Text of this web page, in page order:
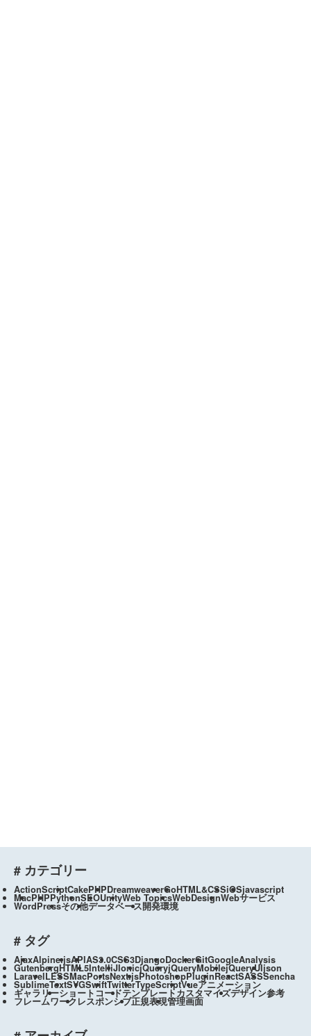
# カテゴリー
ActionScriptCakePHPDreamweaverGoHTML&CSSiOSjavascript
MacPHPPythonSEOUnityWeb TopicsWebDesignWebサービス
WordPressその他データベース開発環境
# タグ
AjaxAlpine.jsAPIAS3.0CSS3DjangoDockerGitGoogleAnalysis
GutenbergHTML5IntelliJIonicjQueryjQueryMobilejQueryUIjson
LaravelLESSMacPortsNext.jsPhotoshopPluginReactSASSSencha
SublimeTextSVGSwiftTwitterTypeScriptVueアニメーション
ギャラリーショートコードテンプレートカスタマイズデザイン参考
フレームワークレスポンシブ正規表現管理画面